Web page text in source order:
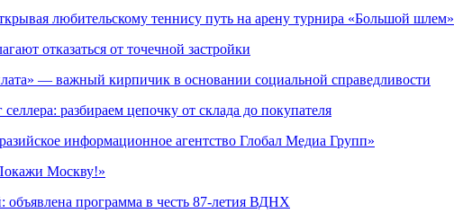
любительскому теннису путь на арену турнира «Большой шлем»
отказаться от точечной застройки
— важный кирпичик в основании социальной справедливости
разбираем цепочку от склада до покупателя
информационное агентство Глобал Медиа Групп»
Москву!»
объявлена программа в честь 87-летия ВДНХ